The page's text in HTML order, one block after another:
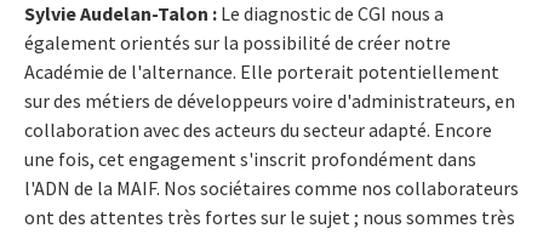
Sylvie Audelan-Talon : Le diagnostic de CGI nous a
également orientés sur la possibilité de créer notre
Académie de l'alternance. Elle porterait potentiellement
sur des métiers de développeurs voire d'administrateurs, en
collaboration avec des acteurs du secteur adapté. Encore
une fois, cet engagement s'inscrit profondément dans
l'ADN de la MAIF. Nos sociétaires comme nos collaborateurs
ont des attentes très fortes sur le sujet ; nous sommes très